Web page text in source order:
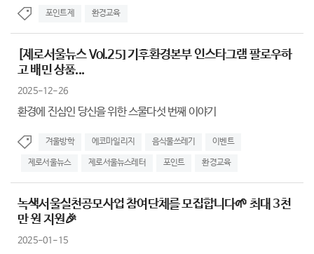
포인트제 환경교육
[제로서울뉴스 Vol.25] 기후환경본부 인스타그램 팔로우하
고 배민 상품...
2025-12-26
환경에 진심인 당신을 위한 스물다섯 번째 이야기
겨울방학 에코마일리지 음식물쓰레기 이벤트
제로서울뉴스 제로서울뉴스레터 포인트 환경교육
녹색서울실천공모사업 참여단체를 모집합니다🌱 최대 3천
만 원 지원🎉
2025-01-15